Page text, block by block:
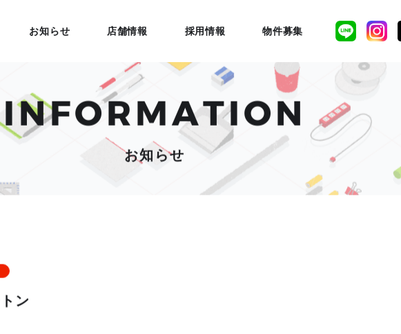
お知らせ 店舗情報 採用情報 物件募集
INFORMATION
お知らせ
ン